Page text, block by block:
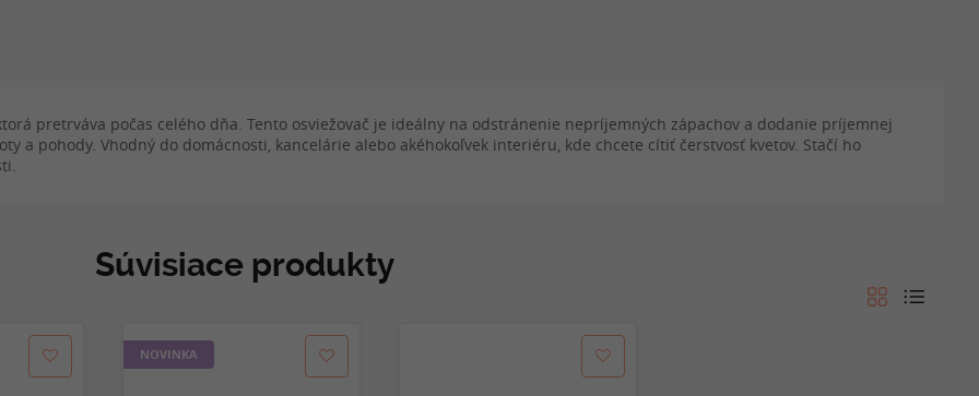
pretrváva počas celého dňa. Tento osviežovač je ideálny na odstránenie nepríjemných zápachov a dodanie príjemnej
a pohody. Vhodný do domácnosti, kancelárie alebo akéhokoľvek interiéru, kde chcete cítiť čerstvosť kvetov. Stačí ho
Súvisiace produkty
NOVINKA